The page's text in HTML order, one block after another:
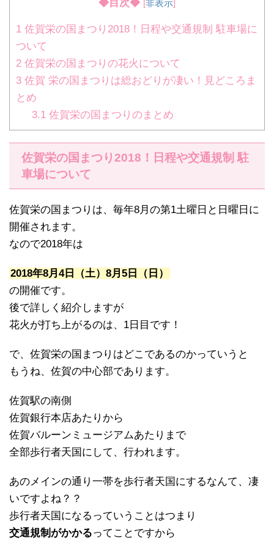
◆目次◆ [非表示]
1 佐賀栄の国まつり2018！日程や交通規制 駐車場に
ついて
2 佐賀栄の国まつりの花火について
3 佐賀 栄の国まつりは総おどりが凄い！見どころま
とめ
3.1 佐賀栄の国まつりのまとめ
佐賀栄の国まつり2018！日程や交通規制 駐
車場について
佐賀栄の国まつりは、毎年8月の第1土曜日と日曜日に
開催されます。
なので2018年は
2018年8月4日（土）8月5日（日）
の開催です。
後で詳しく紹介しますが
花火が打ち上がるのは、1日目です！
で、佐賀栄の国まつりはどこであるのかっていうと
もうね、佐賀の中心部であります。
佐賀駅の南側
佐賀銀行本店あたりから
佐賀バルーンミュージアムあたりまで
全部歩行者天国にして、行われます。
あのメインの通り一帯を歩行者天国にするなんて、凄
いですよね？？
歩行者天国になるっていうことはつまり
交通規制がかかるってことですから